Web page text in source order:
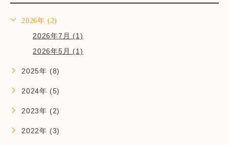
2026年 (2)
2026年7月 (1)
2026年5月 (1)
2025年 (8)
2024年 (5)
2023年 (2)
2022年 (3)